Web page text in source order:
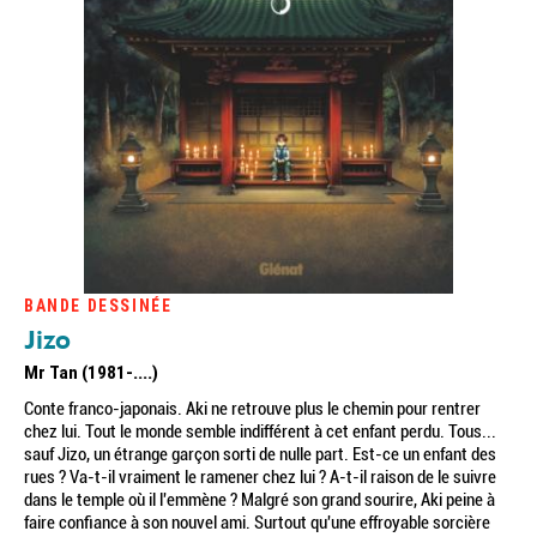
BANDE DESSINÉE
Jizo
Mr Tan (1981-....)
Conte franco-japonais. Aki ne retrouve plus le chemin pour rentrer
chez lui. Tout le monde semble indifférent à cet enfant perdu. Tous...
sauf Jizo, un étrange garçon sorti de nulle part. Est-ce un enfant des
rues ? Va-t-il vraiment le ramener chez lui ? A-t-il raison de le suivre
dans le temple où il l'emmène ? Malgré son grand sourire, Aki peine à
faire confiance à son nouvel ami. Surtout qu'une effroyable sorcière